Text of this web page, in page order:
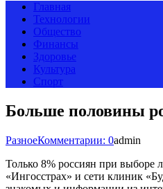
Главная
Технологии
Общество
Финансы
Здоровье
Культура
Спорт
Больше половины
РазноеКомментарии: 0admin
Только 8% россиян при выборе
«Ингосстрах» и сети клиник